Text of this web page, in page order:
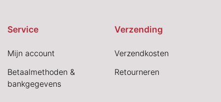
Service
Mijn account
Betaalmethoden &
bankgegevens
Verzending
Verzendkosten
Retourneren